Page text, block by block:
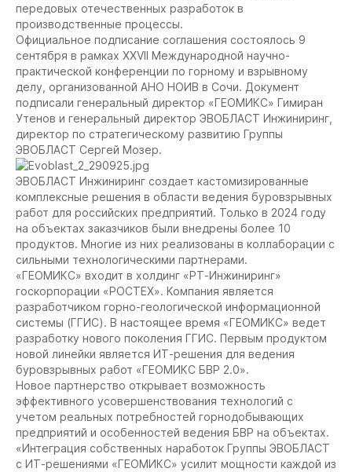
передовых отечественных разработок в
производственные процессы.
Официальное подписание соглашения состоялось 9
сентября в рамках XXVII Международной научно-
практической конференции по горному и взрывному
делу, организованной АНО НОИВ в Сочи. Документ
подписали генеральный директор «ГЕОМИКС» Гимиран
Утенов и генеральный директор ЭВОБЛАСТ Инжиниринг,
директор по стратегическому развитию Группы
ЭВОБЛАСТ Сергей Мозер.
ЭВОБЛАСТ Инжиниринг создает кастомизированные
комплексные решения в области ведения буровзрывных
работ для российских предприятий. Только в 2024 году
на объектах заказчиков были внедрены более 10
продуктов. Многие из них реализованы в коллаборации с
сильными технологическими партнерами.
«ГЕОМИКС» входит в холдинг «РТ-Инжиниринг»
госкорпорации «РОСТЕХ». Компания является
разработчиком горно-геологической информационной
системы (ГГИС). В настоящее время «ГЕОМИКС» ведет
разработку нового поколения ГГИС. Первым продуктом
новой линейки является ИТ-решения для ведения
буровзрывных работ «ГЕОМИКС БВР 2.0».
Новое партнерство открывает возможность
эффективного усовершенствования технологий с
учетом реальных потребностей горнодобывающих
предприятий и особенностей ведения БВР на объектах.
«Интеграция собственных наработок Группы ЭВОБЛАСТ
с ИТ-решениями «ГЕОМИКС» усилит мощности каждой из